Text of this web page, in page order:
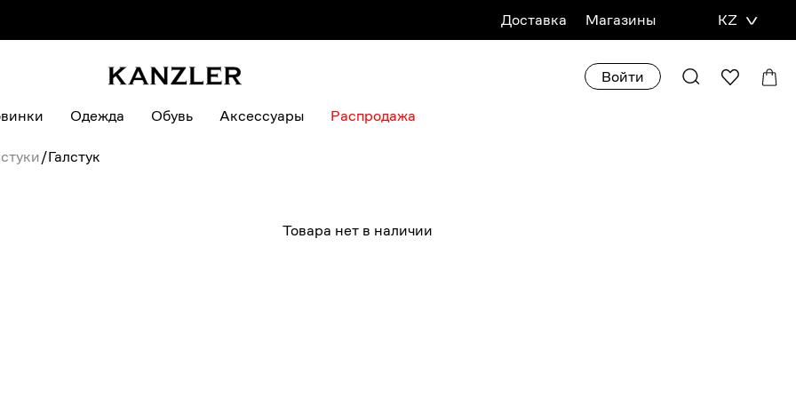
Доставка Магазины KZ
Войти
Одежда Обувь Аксессуары Распродажа
/Галстук
Товара нет в наличии